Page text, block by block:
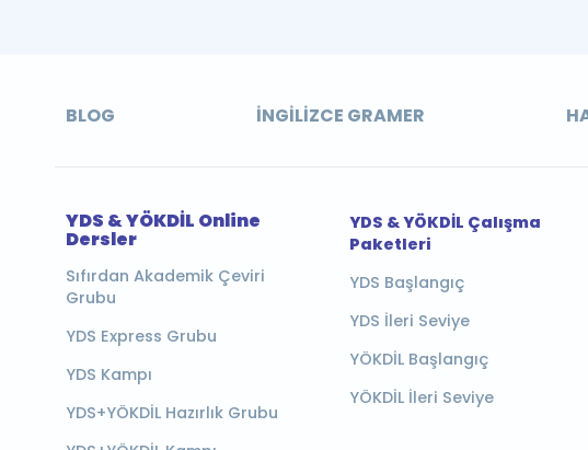
BLOG İNGILIZCE GRAMER
YDS & YÖKDİL Online
Dersler
Sıfırdan Akademik Çeviri
Grubu
YDS Express Grubu
YDS Kampı
YDS+YÖKDİL Hazırlık Grubu
YDS & YÖKDİL Çalışma
Paketleri
YDS Başlangıç
YDS İleri Seviye
YÖKDİL Başlangıç
YÖKDİL İleri Seviye